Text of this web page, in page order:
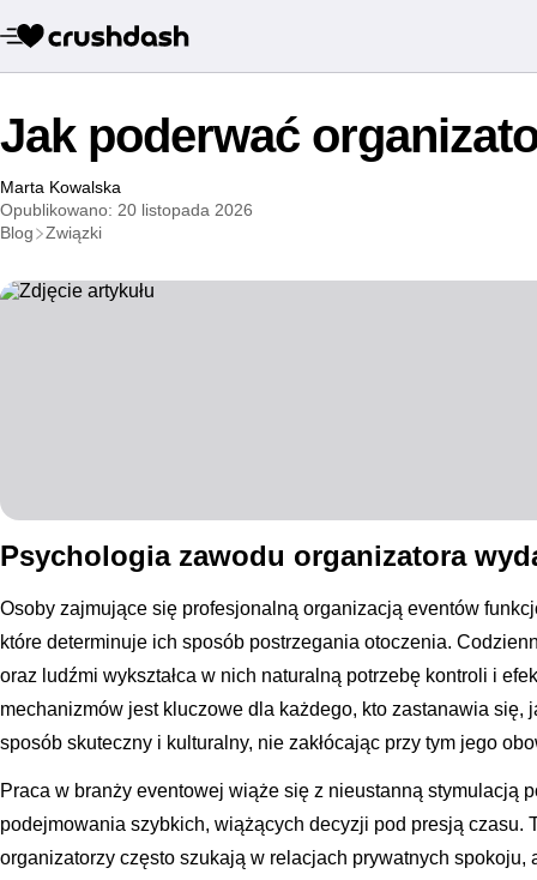
Jak poderwać
Marta Kowalska
Opublikowano: 20 listopada 2026
Blog
Związki
Psychologia zawodu organizatora
Osoby zajmujące się profesjonalną organizacją eventów
które determinuje ich sposób postrzegania otoczenia.
oraz ludźmi wykształca w nich naturalną potrzebę kontroli i
mechanizmów jest kluczowe dla każdego, kto zastanawia się,
sposób skuteczny i kulturalny, nie zakłócając przy tym jego
Praca w branży eventowej wiąże się z nieustanną stymulacją
podejmowania szybkich, wiążących decyzji pod presją czasu.
organizatorzy często szukają w relacjach prywatnych spokoju,